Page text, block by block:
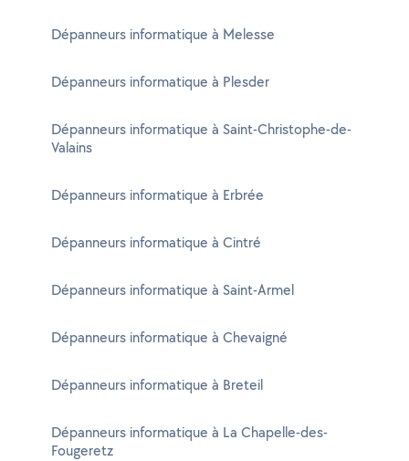
Dépanneurs informatique à Melesse
Dépanneurs informatique à Plesder
Dépanneurs informatique à Saint-Christophe-de-
Valains
Dépanneurs informatique à Erbrée
Dépanneurs informatique à Cintré
Dépanneurs informatique à Saint-Armel
Dépanneurs informatique à Chevaigné
Dépanneurs informatique à Breteil
Dépanneurs informatique à La Chapelle-des-
Fougeretz